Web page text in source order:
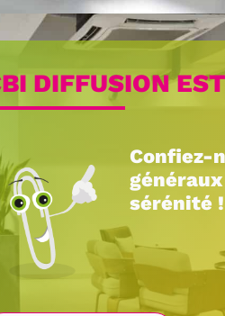
DIFFUSION
Confiez-
sérénité !